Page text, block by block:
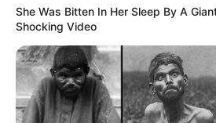
She Was Bitten In Her Sleep By A
Shocking Video